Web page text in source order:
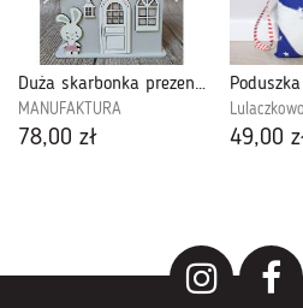
Duża skarbonka prezent na chrzest-SXLL08
MANUFAKTURA
78,00 zł
Lulaczkowo
49,00